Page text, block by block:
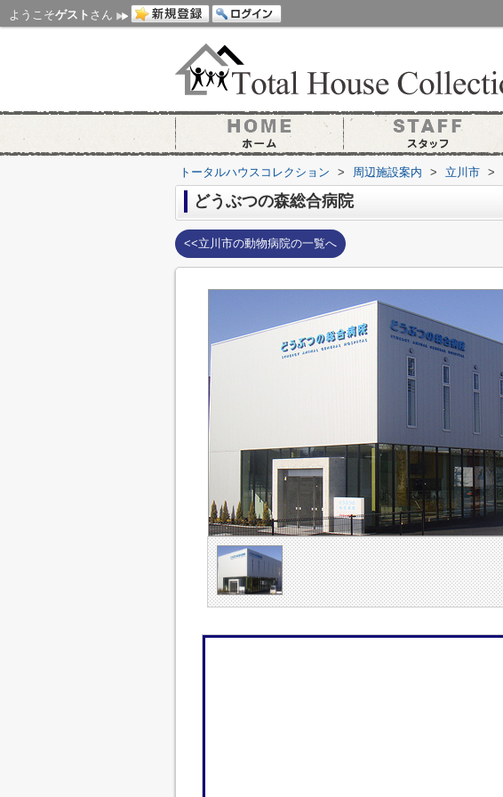
ようこそゲスト さん
トータルハウスコレクション > 周辺施設案内 > 立川市 >
どうぶつの森総合病院
<<立川市の動物病院の一覧へ